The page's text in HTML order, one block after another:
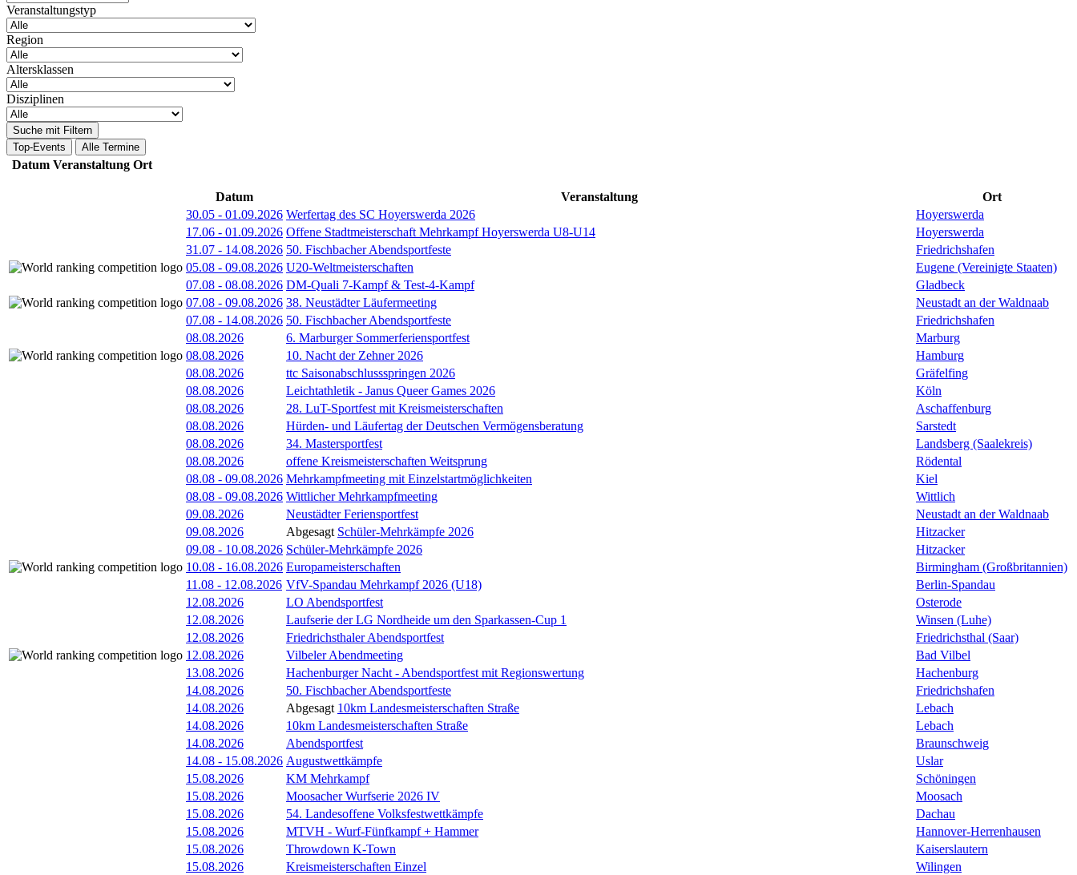
Veranstaltungstyp
Region
Altersklassen
Disziplinen
Suche mit Filtern
Top-Events
Alle Termine
Datum Veranstaltung Ort
Datum Veranstaltung
Ort
30.05 - 01.09.2026 Werfertag des SC Hoyerswerda 2026
Hoyerswerda
17.06 - 01.09.2026 Offene Stadtmeisterschaft Mehrkampf Hoyerswerda U8-U14
Hoyerswerda
31.07 - 14.08.2026 50. Fischbacher Abendsportfeste
Friedrichshafen
05.08 - 09.08.2026 U20-Weltmeisterschaften
Eugene (Vereinigte Staaten)
07.08 - 08.08.2026 DM-Quali 7-Kampf & Test-4-Kampf
Gladbeck
07.08 - 09.08.2026 38. Neustädter Läufermeeting
Neustadt an der Waldnaab
07.08 - 14.08.2026 50. Fischbacher Abendsportfeste
Friedrichshafen
08.08.2026
6. Marburger Sommerferiensportfest
Marburg
08.08.2026
10. Nacht der Zehner 2026
Hamburg
08.08.2026
ttc Saisonabschlussspringen 2026
Gräfelfing
08.08.2026
Leichtathletik - Janus Queer Games 2026
Köln
08.08.2026
28. LuT-Sportfest mit Kreismeisterschaften
Aschaffenburg
08.08.2026
Hürden- und Läufertag der Deutschen Vermögensberatung
Sarstedt
08.08.2026
34. Mastersportfest
Landsberg (Saalekreis)
08.08.2026
offene Kreismeisterschaften Weitsprung
Rödental
08.08 - 09.08.2026 Mehrkampfmeeting mit Einzelstartmöglichkeiten
Kiel
08.08 - 09.08.2026 Wittlicher Mehrkampfmeeting
Wittlich
09.08.2026
Neustädter Feriensportfest
Neustadt an der Waldnaab
09.08.2026
Abgesagt Schüler-Mehrkämpfe 2026
Hitzacker
09.08 - 10.08.2026 Schüler-Mehrkämpfe 2026
Hitzacker
10.08 - 16.08.2026 Europameisterschaften
Birmingham (Großbritannien)
11.08 - 12.08.2026 VfV-Spandau Mehrkampf 2026 (U18)
Berlin-Spandau
12.08.2026
LO Abendsportfest
Osterode
12.08.2026
Laufserie der LG Nordheide um den Sparkassen-Cup 1
Winsen (Luhe)
12.08.2026
Friedrichsthaler Abendsportfest
Friedrichsthal (Saar)
12.08.2026
Vilbeler Abendmeeting
Bad Vilbel
13.08.2026
Hachenburger Nacht - Abendsportfest mit Regionswertung
Hachenburg
14.08.2026
50. Fischbacher Abendsportfeste
Friedrichshafen
14.08.2026
Abgesagt 10km Landesmeisterschaften Straße
Lebach
14.08.2026
10km Landesmeisterschaften Straße
Lebach
14.08.2026
Abendsportfest
Braunschweig
14.08 - 15.08.2026 Augustwettkämpfe
Uslar
15.08.2026
KM Mehrkampf
Schöningen
15.08.2026
Moosacher Wurfserie 2026 IV
Moosach
15.08.2026
54. Landesoffene Volksfestwettkämpfe
Dachau
15.08.2026
MTVH - Wurf-Fünfkampf + Hammer
Hannover-Herrenhausen
15.08.2026
Throwdown K-Town
Kaiserslautern
15.08.2026
Kreismeisterschaften Einzel
Wilingen